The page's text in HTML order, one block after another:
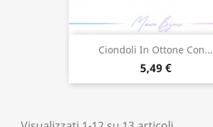
Ciondoli In Ottone Con...
5,49 €